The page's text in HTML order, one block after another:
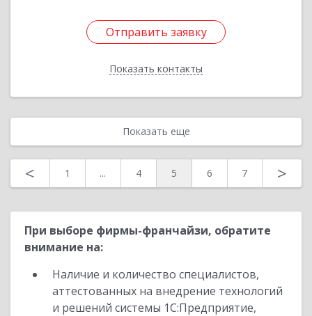
Отправить заявку
Показать контакты
Отправить заявку
Назад
Показать еще
< 1 ... 4 5 6 7 >
При выборе фирмы-франчайзи, обратите
внимание на:
Наличие и количество специалистов,
аттестованных на внедрение технологий
и решений системы 1С:Предприятие,